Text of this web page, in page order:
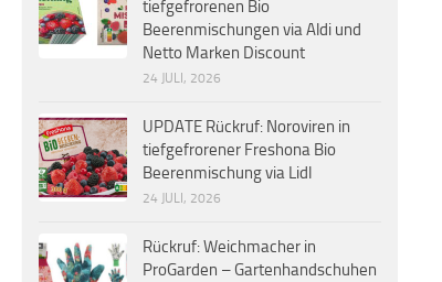
tiefgefrorenen Bio
Beerenmischungen via Aldi und
Netto Marken Discount
24 JULI, 2026
UPDATE Rückruf: Noroviren in
tiefgefrorener Freshona Bio
Beerenmischung via Lidl
24 JULI, 2026
Rückruf: Weichmacher in
ProGarden – Gartenhandschuhen